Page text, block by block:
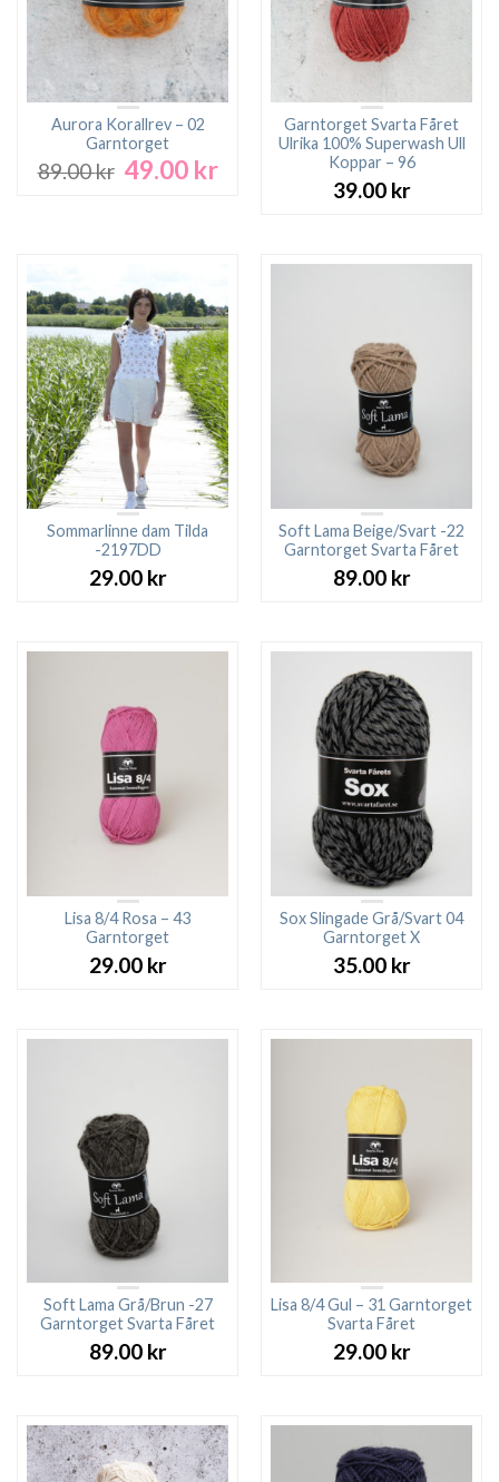
Aurora Korallrev – 02
Garntorget
89.00kr Det
49.00 krDet
Garntorget Svarta Fåret
Ulrika 100% Superwash Ull
Koppar – 96
39.00 kr
Sommarlinne dam Tilda
-2197DD
29.00 kr
Soft Lama Beige/Svart -22
Garntorget Svarta Fåret
89.00 kr
Lisa 8/4 Rosa – 43
Garntorget
29.00 kr
Sox Slingade Grå/Svart 04
Garntorget X
35.00 kr
Soft Lama Grå/Brun -27
Garntorget Svarta Fåret
89.00 kr
Lisa 8/4 Gul – 31 Garntorget
Svarta Fåret
29.00 kr